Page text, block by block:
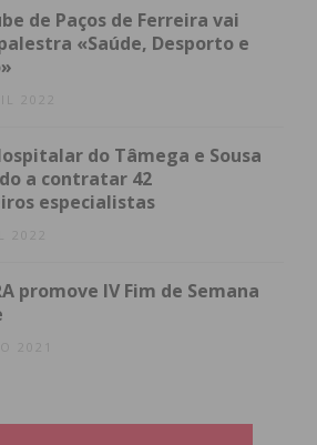
de Paços de Ferreira vai
«Saúde, Desporto e
2022
do Tâmega e Sousa
a contratar 42
especialistas
2022
promove IV Fim de Semana
2021